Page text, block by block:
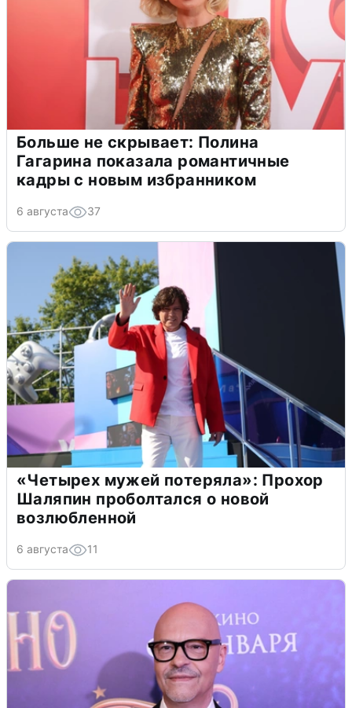
Больше не скрывает: Полина
Гагарина показала романтичные
кадры с новым избранником
6 августа 37
«Четырех мужей потеряла»: Прохор
Шаляпин проболтался о новой
возлюбленной
6 августа 11